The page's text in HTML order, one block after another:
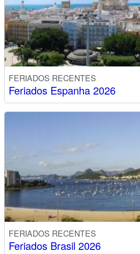
FERIADOS RECENTES
Feriados Espanha 2026
FERIADOS RECENTES
Feriados Brasil 2026